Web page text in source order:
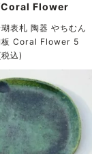
Coral Flower
表札 陶器 やちむん
板 Coral Flower 5
込)